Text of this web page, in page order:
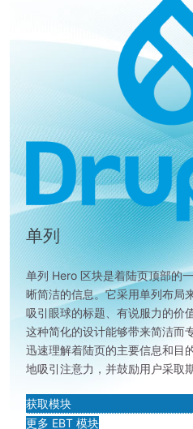
单列
单列 Hero 区块是着陆页顶部的
晰简洁的信息。它采用单列布局
吸引眼球的标题、有说服力的价
这种简化的设计能够带来简洁而
迅速理解着陆页的主要信息和目
地吸引注意力，并鼓励用户采取
获取模块
更多 EBT 模块